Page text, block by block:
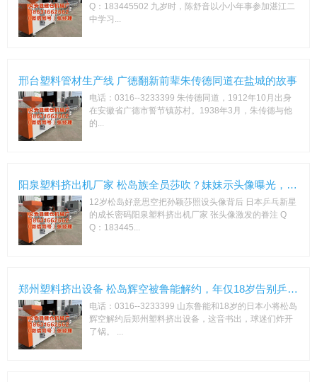
Q：183445502 九岁时，陈舒音以小小年事参加湛江二
中学习...
邢台塑料管材生产线 广德翻新前辈朱传德同道在盐城的故事
电话：0316--3233399 朱传德同道，1912年10月出身
在安徽省广德市誓节镇苏村。1938年3月，朱传德与他
的...
阳泉塑料挤出机厂家 松岛族全员莎吹？妹妹示头像曝光，哥哥赛后
12岁松岛好意思空把孙颖莎照设头像背后 日本乒乓新星
的成长密码阳泉塑料挤出机厂家 张头像激发的眷注 Q
Q：183445...
郑州塑料挤出设备 松岛辉空被鲁能解约，年仅18岁告别乒，曾为
电话：0316--3233399 山东鲁能和18岁的日本小将松岛
辉空解约后郑州塑料挤出设备，这音书出，球迷们炸开
了锅。 ...